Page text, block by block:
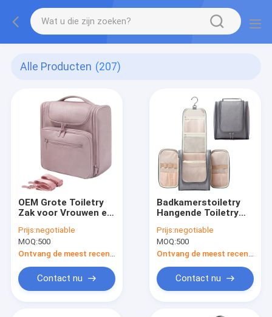
Alle Producten (207)
OEM Grote Toiletry
Zak voor Vrouwen en
upzak hangen van de
Leerreis
Prijs:negotiable
MOQ:500
Contact nu
Badkamerstoiletry
Hangende Toiletry
de Make-upzak Zak
met de Haak van de
Metaalwartel
Prijs:negotiable
MOQ:500
Contact nu